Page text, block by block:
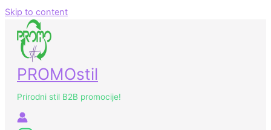
Skip to content
PROMOstil
Prirodni stil B2B promocije!